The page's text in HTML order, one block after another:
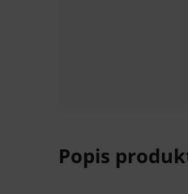
Popis